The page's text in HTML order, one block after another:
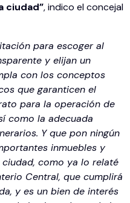
ciudad”, indico el concejal
para escoger al
y elijan un
con los conceptos
que garanticen el
para la operación de
como la adecuada
Y que pon ningún
inmuebles y
como ya lo relaté
Central, que cumplirá
y es un bien de interés